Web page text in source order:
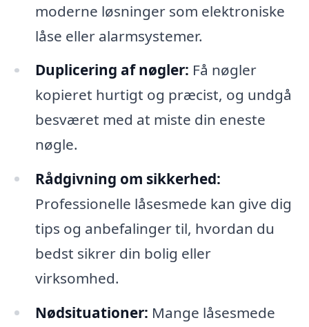
moderne løsninger som elektroniske
låse eller alarmsystemer.
Duplicering af nøgler: Få nøgler
kopieret hurtigt og præcist, og undgå
besværet med at miste din eneste
nøgle.
Rådgivning om sikkerhed:
Professionelle låsesmede kan give dig
tips og anbefalinger til, hvordan du
bedst sikrer din bolig eller
virksomhed.
Nødsituationer: Mange låsesmede